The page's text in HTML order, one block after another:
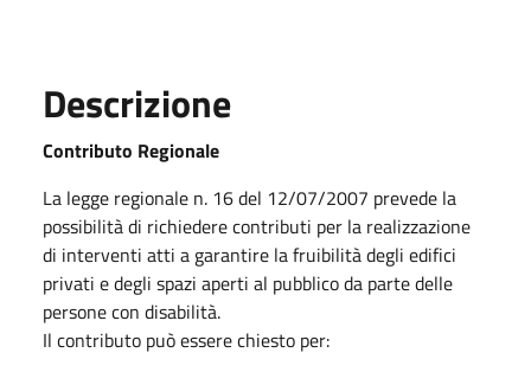
Descrizione
Contributo Regionale
La legge regionale n. 16 del 12/07/2007 prevede la
possibilità di richiedere contributi per la realizzazione
di interventi atti a garantire la fruibilità degli edifici
privati e degli spazi aperti al pubblico da parte delle
persone con disabilità.
Il contributo può essere chiesto per: